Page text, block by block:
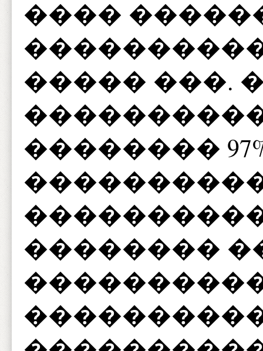
����
����� ���.
��������
��������